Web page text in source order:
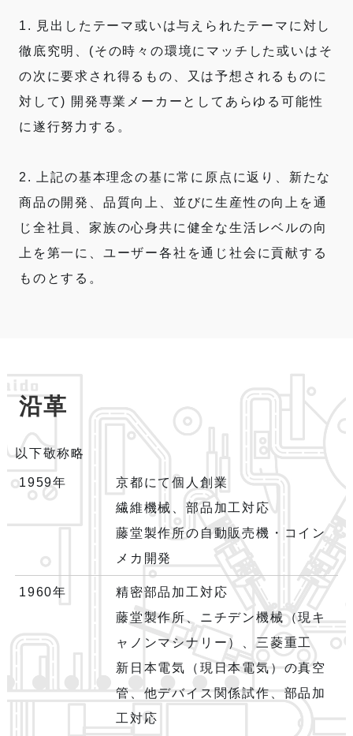
1. 見出したテーマ或いは与えられたテーマに対し
徹底究明、(その時々の環境にマッチした或いはそ
の次に要求され得るもの、又は予想されるものに
対して) 開発専業メーカーとしてあらゆる可能性
に遂行努力する。
2. 上記の基本理念の基に常に原点に返り、新たな
商品の開発、品質向上、並びに生産性の向上を通
じ全社員、家族の心身共に健全な生活レベルの向
上を第一に、ユーザー各社を通じ社会に貢献する
ものとする。
沿革
以下敬称略
1959年
京都にて個人創業
繊維機械、部品加工対応
藤堂製作所の自動販売機・コイン
メカ開発
1960年
精密部品加工対応
藤堂製作所、ニチデン機械（現キ
ャノンマシナリー）、三菱重工
新日本電気（現日本電気）の真空
管、他デバイス関係試作、部品加
工対応